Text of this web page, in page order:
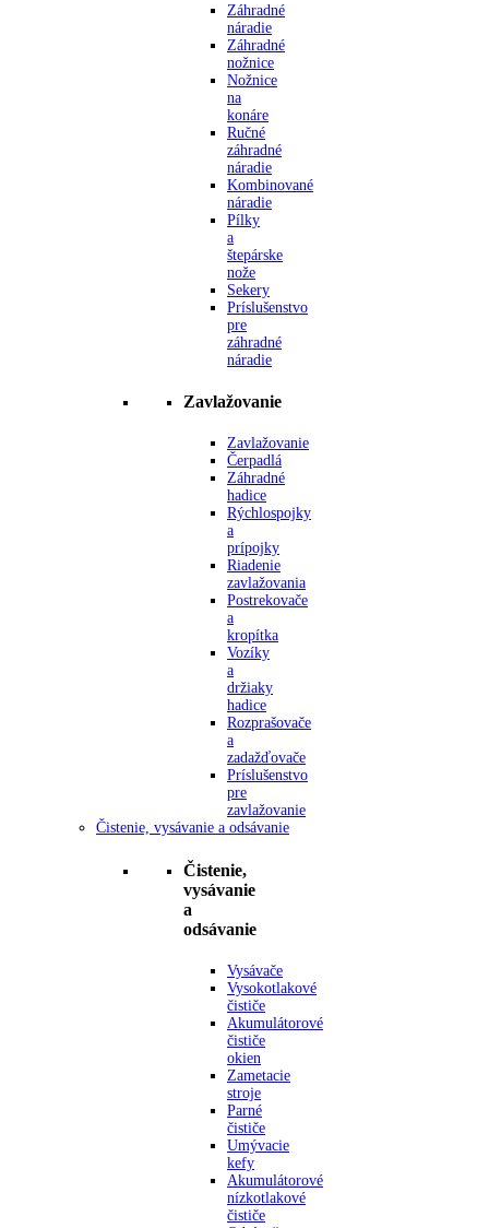
Záhradné
náradie
Záhradné
nožnice
Nožnice
na
konáre
Ručné
záhradné
náradie
Kombinované
náradie
Pílky
a
štepárske
nože
Sekery
Príslušenstvo
pre
záhradné
náradie
Zavlažovanie
Zavlažovanie
Čerpadlá
Záhradné
hadice
Rýchlospojky
a
prípojky
Riadenie
zavlažovania
Postrekovače
a
kropítka
Vozíky
a
držiaky
hadice
Rozprašovače
a
zadažďovače
Príslušenstvo
pre
zavlažovanie
Čistenie, vysávanie a odsávanie
Čistenie,
vysávanie
a
odsávanie
Vysávače
Vysokotlakové
čističe
Akumulátorové
čističe
okien
Zametacie
stroje
Parné
čističe
Umývacie
kefy
Akumulátorové
nízkotlakové
čističe